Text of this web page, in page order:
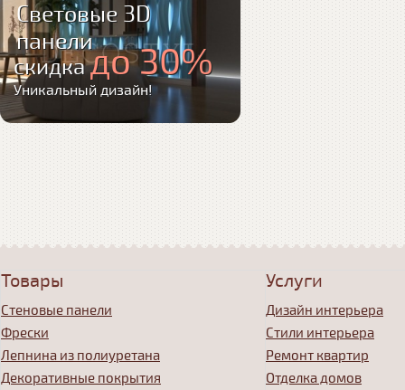
Световые 3D
панели
скидкадо 30%
Уникальный дизайн!
Товары
Стеновые панели
Фрески
Лепнина из полиуретана
Декоративные покрытия
Услуги
Дизайн интерьера
Стили интерьера
Ремонт квартир
Отделка домов